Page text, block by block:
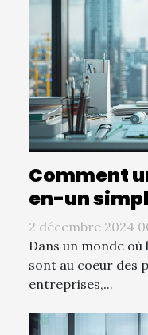
Comment
en-un
2 décembre 2024
Dans un monde
sont au coeur des
entreprises,...